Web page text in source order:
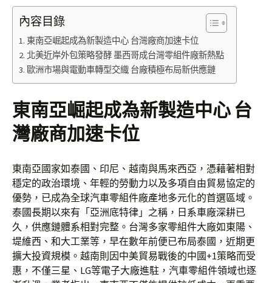
內容目錄
東南亞崛起成為新製造中心 台灣廠商加速卡位
北美近岸外包策略發酵 墨西哥成台灣零組件廠新熱點
歐洲市場與電動車轉型交織 台廠積極布局新供應鏈
東南亞崛起成為新製造中心 台
灣廠商加速卡位
東南亞國家如泰國、印尼、越南與馬來西亞，憑藉著相對
穩定的政治環境、年輕的勞動力以及多項自由貿易協定的
優勢，已成為全球汽車零組件廠產地多元化的首選區域。
泰國長期以來有「亞洲底特律」之稱，日系車廠深耕已
久，供應鏈體系相對完整。台灣多家零組件大廠如東陽、
堤維西、和大工業等，早在數年前便已布局泰國，近期更
擴大投資規模。越南則因中美貿易戰後的中國+1策略而受
惠，不僅三星、LG等電子大廠進駐，汽車零組件領域也逐